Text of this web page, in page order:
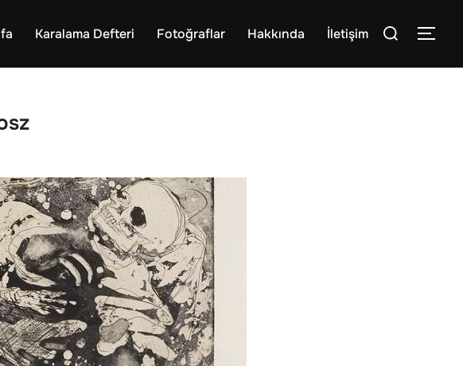
Karalama Defteri Fotoğraflar Hakkında İletişim
içerik:
Yan